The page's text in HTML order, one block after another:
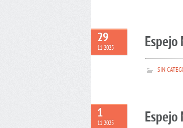
29
11 2025 Espejo
SIN
1
11 2025 Espejo